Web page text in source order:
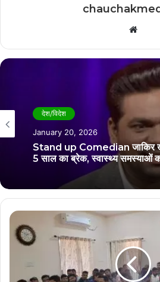
देश/विदेश
January 20, 2026
Stand up Comedian जाकिर
5 साल का ब्रेक, स्वास्थ्य समस्याओं